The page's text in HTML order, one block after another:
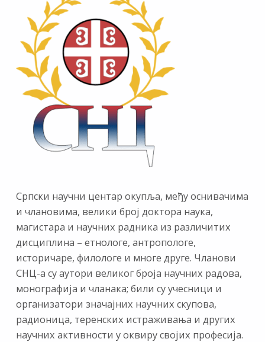
Српски научни центар окупља, међу оснивачима
и члановима, велики број доктора наука,
магистара и научних радника из различитих
дисциплина – етнологе, антропологе,
историчаре, филологе и многе друге. Чланови
СНЦ-а су аутори великог броја научних радова,
монографија и чланака; били су учесници и
организатори значајних научних скупова,
радионица, теренских истраживања и других
научних активности у оквиру својих професија.